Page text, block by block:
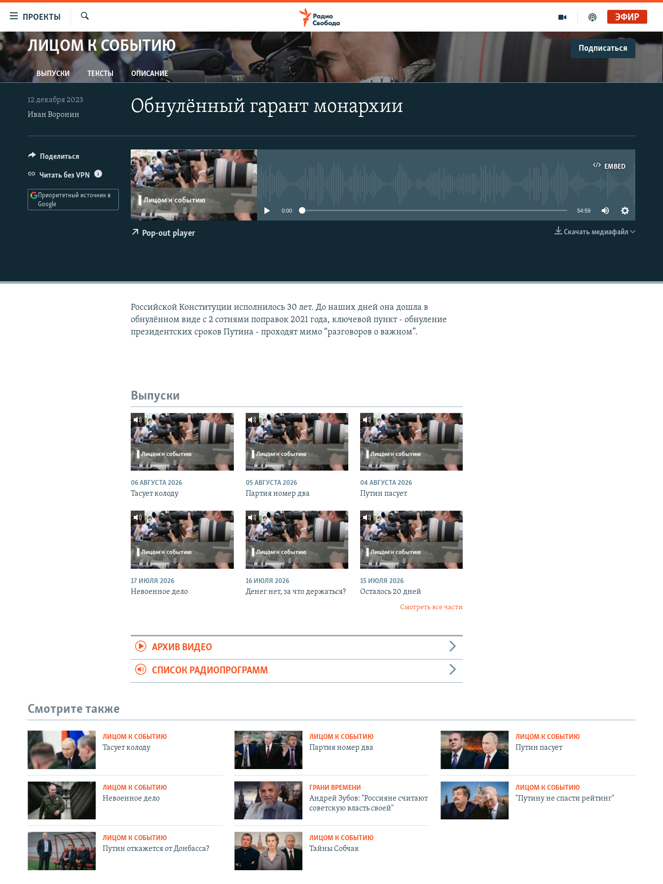
упрощенного
доступа
Вернуться
к
основному
содержанию
навигации
Вернутся
ПРОЕКТЫ
ПРОГРАММЫ
ПОДКАСТЫ
АВТОРСКИЕ ПРОЕКТЫ
ЦИТАТЫ СВОБОДЫ
МНЕНИЯ
КУЛЬТУРА
IDEL.РЕАЛИИ
КАВКАЗ.РЕАЛИИ
СЕВЕР.РЕАЛИИ
СИБИРЬ.РЕАЛИИ
Искать
ЭФИР
ЛИЦОМ К СОБЫТИЮ Подписаться
Apple Podcasts
CastBox
ВЫПУСКИ ТЕКСТЫ ОПИСАНИЕ
Обнулённый гарант монархии
12 декабря 2023
Иван Воронин
EMBED
EMBED
0:00 54:59
Скачать медиафайл
Pop-out player
Поделиться
Читать без VPN
Приоритетный источник в
Google
Российской Конституции исполнилось 30 лет. До наших дней она дошла в
обнулённом виде с 2 сотнями поправок 2021 года, ключевой пункт - обнуление
президентских сроков Путина - проходят мимо “разговоров о важном”.
Выпуски
06 АВГУСТА 2026
Тасует колоду
05 АВГУСТА 2026
Партия номер два
04 АВГУСТА 2026
Путин пасует
17 ИЮЛЯ 2026
Невоенное дело
16 ИЮЛЯ 2026
Денег нет, за что держаться?
15 ИЮЛЯ 2026
Осталось 20 дней
Смотреть все части
АРХИВ ВИДЕО
СПИСОК РАДИОПРОГРАММ
Смотрите также
ЛИЦОМ К СОБЫТИЮ
Тасует колоду
ЛИЦОМ К СОБЫТИЮ
Партия номер два
ЛИЦОМ К СОБЫТИЮ
Путин пасует
ЛИЦОМ К СОБЫТИЮ
Невоенное дело
ГРАНИ ВРЕМЕНИ
Андрей Зубов: "Россияне считают
советскую власть своей"
ЛИЦОМ К СОБЫТИЮ
"Путину не спасти рейтинг"
ЛИЦОМ К СОБЫТИЮ
Путин откажется от Донбасса?
ЛИЦОМ К СОБЫТИЮ
Тайны Собчак